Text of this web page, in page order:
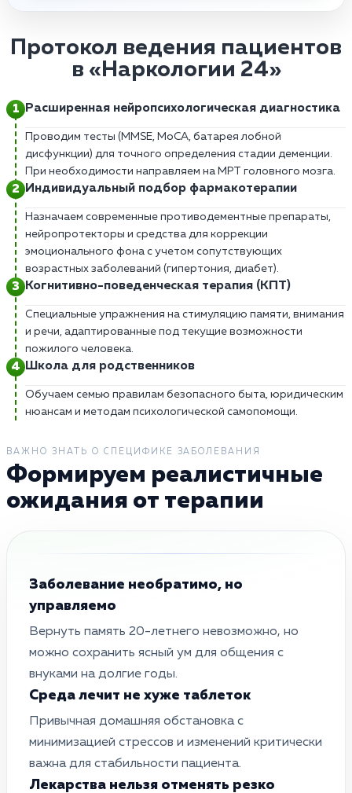
Протокол ведения пациентов
в «Наркологии 24»
Расширенная нейропсихологическая диагностика
Проводим тесты (MMSE, MoCA, батарея лобной
дисфункции) для точного определения стадии деменции.
При необходимости направляем на МРТ головного мозга.
Индивидуальный подбор фармакотерапии
Назначаем современные противодементные препараты,
нейропротекторы и средства для коррекции
эмоционального фона с учетом сопутствующих
возрастных заболеваний (гипертония, диабет).
Когнитивно-поведенческая терапия (КПТ)
Специальные упражнения на стимуляцию памяти, внимания
и речи, адаптированные под текущие возможности
пожилого человека.
Школа для родственников
Обучаем семью правилам безопасного быта, юридическим
нюансам и методам психологической самопомощи.
ВАЖНО ЗНАТЬ О СПЕЦИФИКЕ ЗАБОЛЕВАНИЯ
Формируем реалистичные
ожидания от терапии
Заболевание необратимо, но
управляемо
Вернуть память 20-летнего невозможно, но
можно сохранить ясный ум для общения с
внуками на долгие годы.
Среда лечит не хуже таблеток
Привычная домашняя обстановка с
минимизацией стрессов и изменений критически
важна для стабильности пациента.
Лекарства нельзя отменять резко